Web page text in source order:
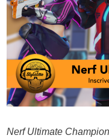
Nerf Ultimate